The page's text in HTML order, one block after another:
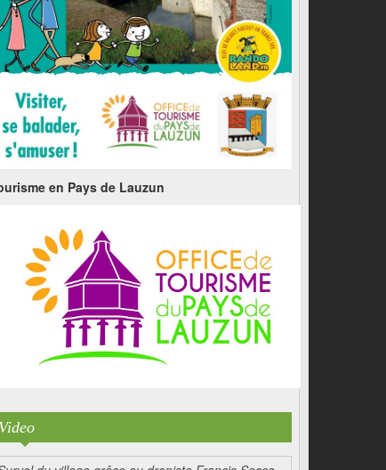
en Pays de Lauzun
Video